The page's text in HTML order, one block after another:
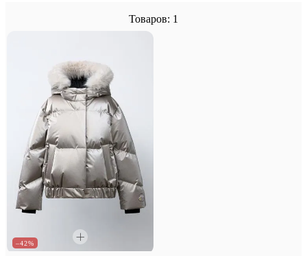
Товаров: 1
–42%